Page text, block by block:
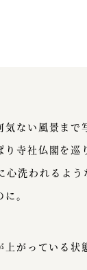
ない風景まで
寺社仏閣を巡
心洗われるよ
。
がっている状